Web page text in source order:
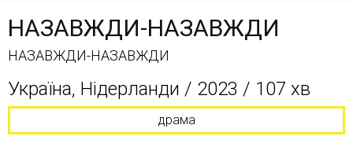
НАЗАВЖДИ-НАЗАВЖДИ
НАЗАВЖДИ-НАЗАВЖДИ
Україна, Нідерланди / 2023 / 107 хв
драма